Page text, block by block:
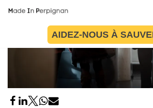
AIDEZ-NOUS À